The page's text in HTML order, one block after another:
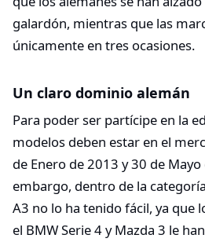
galardón, mientras que las
únicamente en tres ocasiones.
Un claro dominio alemán
Para poder ser partícipe en la
modelos deben estar en el
de Enero de 2013 y 30 de Mayo
embargo, dentro de la
A3 no lo ha tenido fácil, ya que
el BMW Serie 4 y Mazda 3 le